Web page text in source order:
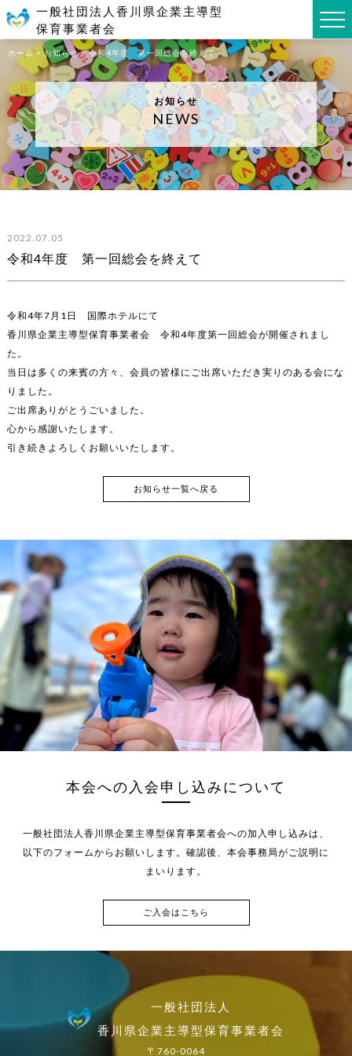
一般社団法人 香川県企業主導型
保育事業者会
ホーム>お知らせ>令和4年度 第一回総会を終えて
お知らせ
NEWS
令和4年度 第一回総会を終えて
2022.07.05
令和4年7月1日 国際ホテルにて
香川県企業主導型保育事業者会 令和4年度第一回総会が開催されまし
た。
当日は多くの来賓の方々、会員の皆様にご出席いただき実りのある会にな
りました。
ご出席ありがとうごいました。
心から感謝いたします。
引き続きよろしくお願いいたします。
お知らせ一覧へ戻る
本会への入会申し込みについて
一般社団法人香川県企業主導型保育事業者会への加入申し込みは、
以下のフォームからお願いします。確認後、本会事務局がご説明に
まいります。
ご入会はこちら
一般社団法人
香川県企業主導型保育事業者会
〒760-0064